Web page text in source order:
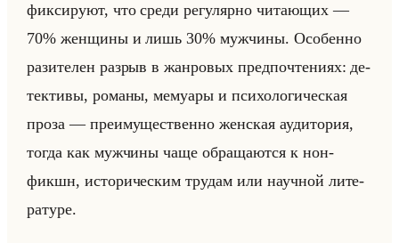
фик­си­ру­ют, что среди ре­гу­ляр­но чи­та­ющих —
70% жен­щи­ны и лишь 30% муж­чи­ны. Осо­бен­но
ра­зи­те­лен раз­рыв в жан­ро­вых пред­по­чте­ни­ях: де­
тек­ти­вы, ро­ма­ны, ме­му­ары и пси­хо­ло­ги­че­ская
проза — пре­иму­ще­ствен­но жен­ская ауди­то­рия,
тогда как муж­чи­ны чаще об­ра­ща­ют­ся к нон-
фикшн, ис­то­ри­че­ским тру­дам или на­уч­ной ли­те­
ра­ту­ре.